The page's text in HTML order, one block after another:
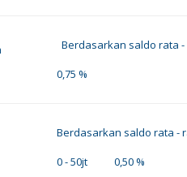
Berdasarkan saldo rata -
0,75 %
Berdasarkan saldo rata -
0 - 50jt 0,50 %